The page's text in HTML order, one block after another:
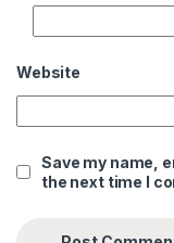
Website
Save my name,
the next time I